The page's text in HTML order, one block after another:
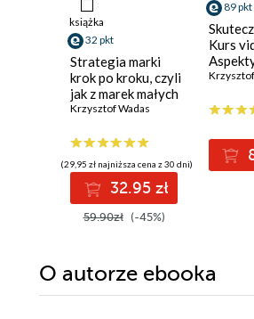
książka
32 pkt
Strategia marki
krok po kroku, czyli
jak z marek małych
zrobić marki
Krzysztof Wadas
(29,95 zł najniższa cena z 30 dni)
32.95 zł
59.90zł (-45%)
89 pkt
Kurs
O autorze ebooka